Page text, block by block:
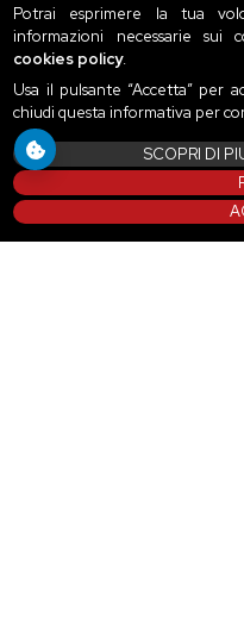
Potrai esprimere la tua
informazioni necessarie sui
cookies policy.
Usa il pulsante “Accetta” per
chiudi questa informativa per
SCOPRI DI